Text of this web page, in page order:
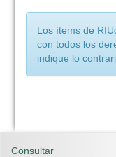
Los ítems de
con todos los
indique lo
Consultar